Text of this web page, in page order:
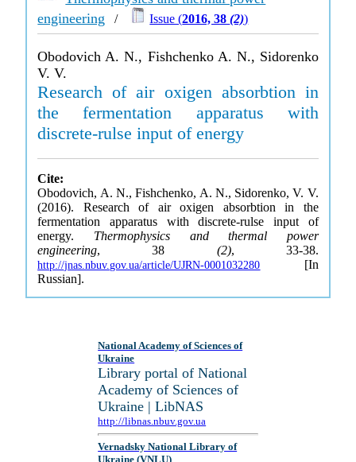
engineering / Issue (2016, 38(2))
Obodovich A. N., Fishchenko A. N., Sidorenko
V. V.
Research of air oxigen absorbtion in
the fermentation apparatus with
discrete-rulse input of energy
Cite:
Obodovich, A. N., Fishchenko, A. N., Sidorenko, V. V.
(2016). Research of air oxigen absorbtion in the
fermentation apparatus with discrete-rulse input of
energy. Thermophysics and thermal power
engineering, 38 (2), 33-38.
http://jnas.nbuv.gov.ua/article/UJRN-0001032280 [In
Russian].
National Academy of Sciences of
Ukraine
Library portal of National
Academy of Sciences of
Ukraine | LibNAS
http://libnas.nbuv.gov.ua
Vernadsky National Library of
Ukraine (VNLU)